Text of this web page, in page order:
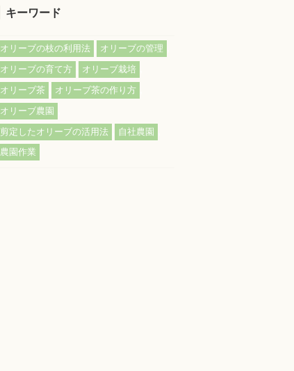
キーワード
オリーブの枝の利用法 オリーブの管理
オリーブの育て方 オリーブ栽培
オリーブ茶 オリーブ茶の作り方
オリーブ農園
剪定したオリーブの活用法 自社農園
農園作業